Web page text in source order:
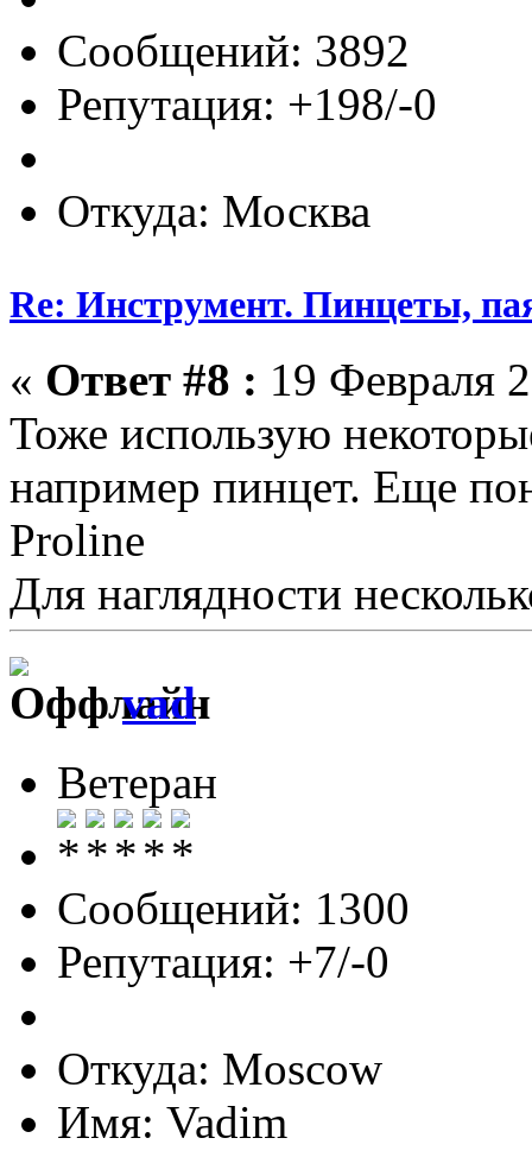
Сообщений: 3892
Репутация: +198/-0
Откуда: Москва
Re: Инструмент. Пинцеты,
« Ответ #8 : 19 Февраля
Тоже использую
например пинцет. Еще
Proline
Для наглядности
vad
Ветеран
Сообщений: 1300
Репутация: +7/-0
Откуда: Moscow
Имя: Vadim